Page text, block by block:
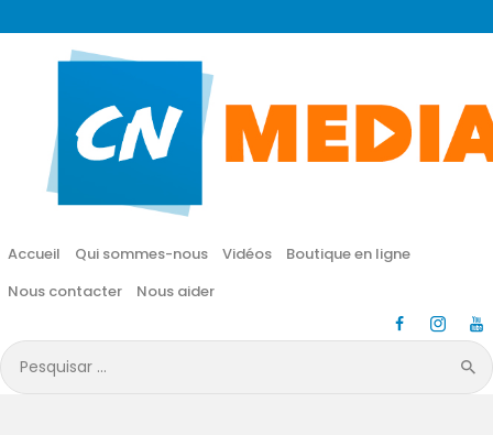
Accueil Qui sommes-nous Vidéos
Boutique en ligne
Nous contacter
Nous aider
Pesquisar
por:
CN MÉDIA
Une vie nouvelle en JESUS !
Accueil
Vidéos
Boutique en ligne